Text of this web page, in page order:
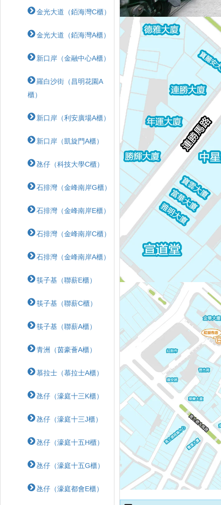
金光大道（銆海灣C櫃）
金光大道（銆海灣A櫃）
新口岸（金融中心A櫃）
羅白沙街（昌明花園A
櫃）
新口岸（利安廣場A櫃）
新口岸（凱旋門A櫃）
氹仔（科技大學C櫃）
石排灣（金峰南岸G櫃）
石排灣（金峰南岸E櫃）
石排灣（金峰南岸C櫃）
石排灣（金峰南岸A櫃）
筷子基（聯薪E櫃）
筷子基（聯薪C櫃）
筷子基（聯薪A櫃）
青洲（茵豪薈A櫃）
慕拉士（慕拉士A櫃）
氹仔（濠庭十三K櫃）
氹仔（濠庭十三J櫃）
氹仔（濠庭十五H櫃）
氹仔（濠庭十五G櫃）
氹仔（濠庭都會E櫃）